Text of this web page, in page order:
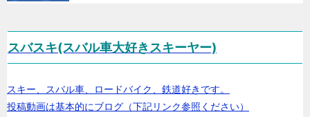
スバスキ(スバル車大好きスキーヤー)
スキー、スバル車、ロードバイク、鉄道好きです。
投稿動画は基本的にブログ（下記リンク参照ください）